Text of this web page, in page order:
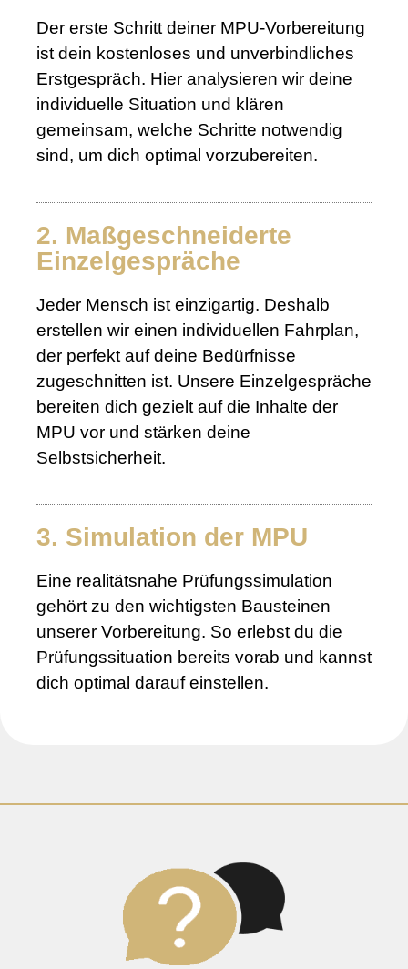
Der erste Schritt deiner MPU-Vorbereitung
ist dein kostenloses und unverbindliches
Erstgespräch. Hier analysieren wir deine
individuelle Situation und klären
gemeinsam, welche Schritte notwendig
sind, um dich optimal vorzubereiten.
2. Maßgeschneiderte
Einzelgespräche
Jeder Mensch ist einzigartig. Deshalb
erstellen wir einen individuellen Fahrplan,
der perfekt auf deine Bedürfnisse
zugeschnitten ist. Unsere Einzelgespräche
bereiten dich gezielt auf die Inhalte der
MPU vor und stärken deine
Selbstsicherheit.
3. Simulation der MPU
Eine realitätsnahe Prüfungssimulation
gehört zu den wichtigsten Bausteinen
unserer Vorbereitung. So erlebst du die
Prüfungssituation bereits vorab und kannst
dich optimal darauf einstellen.